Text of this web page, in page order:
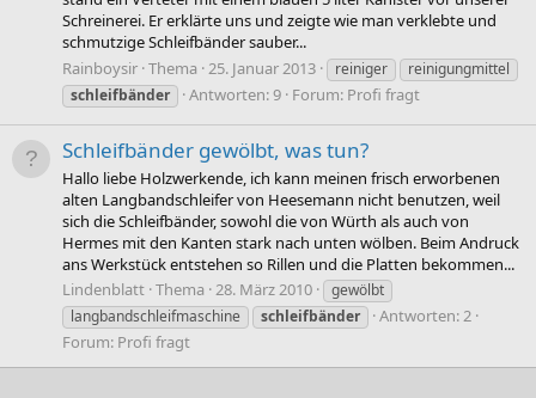
Schreinerei. Er erklärte uns und zeigte wie man verklebte und
schmutzige Schleifbänder sauber...
Rainboysir Thema 25. Januar 2013 reiniger
reinigungmittel
schleifbänder
Antworten: 9 Forum: Profi fragt
Schleifbänder gewölbt, was tun?
Hallo liebe Holzwerkende, ich kann meinen frisch erworbenen
alten Langbandschleifer von Heesemann nicht benutzen, weil
sich die Schleifbänder, sowohl die von Würth als auch von
Hermes mit den Kanten stark nach unten wölben. Beim Andruck
ans Werkstück entstehen so Rillen und die Platten bekommen...
Lindenblatt Thema 28. März 2010
gewölbt
langbandschleifmaschine
schleifbänder
Antworten: 2
Forum: Profi fragt